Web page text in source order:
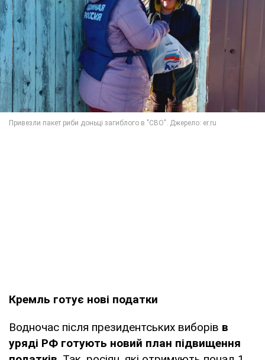
Кремль готує нові податки
Водночас після президентських виборів в
уряді РФ готують новий план підвищення